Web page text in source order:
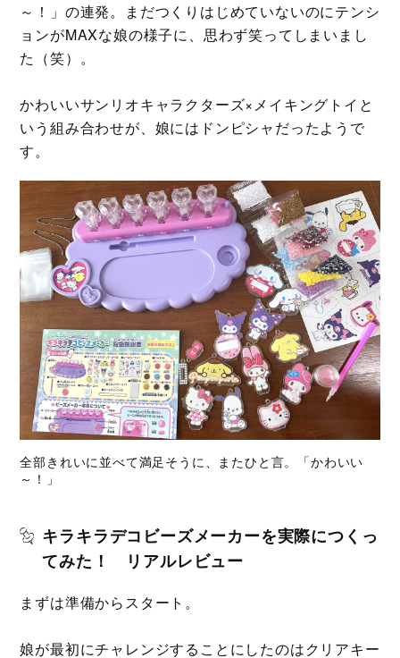
～！」の連発。まだつくりはじめていないのにテンシ
ョンがMAXな娘の様子に、思わず笑ってしまいまし
た（笑）。
かわいいサンリオキャラクターズ×メイキングトイと
いう組み合わせが、娘にはドンピシャだったようで
す。
全部きれいに並べて満足そうに、またひと言。「かわいい
～！」
キラキラデコビーズメーカーを実際につくっ
てみた！ リアルレビュー
まずは準備からスタート。
娘が最初にチャレンジすることにしたのはクリアキー